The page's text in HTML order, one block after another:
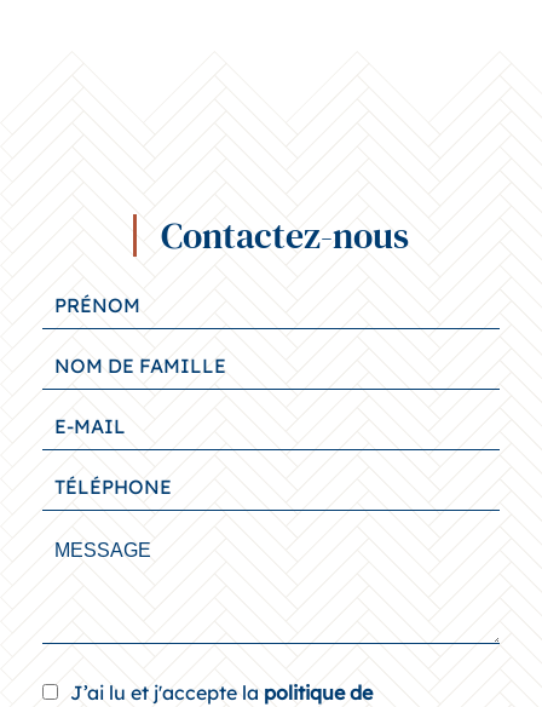
Contactez-nous
J’ai lu et j'accepte la politique de